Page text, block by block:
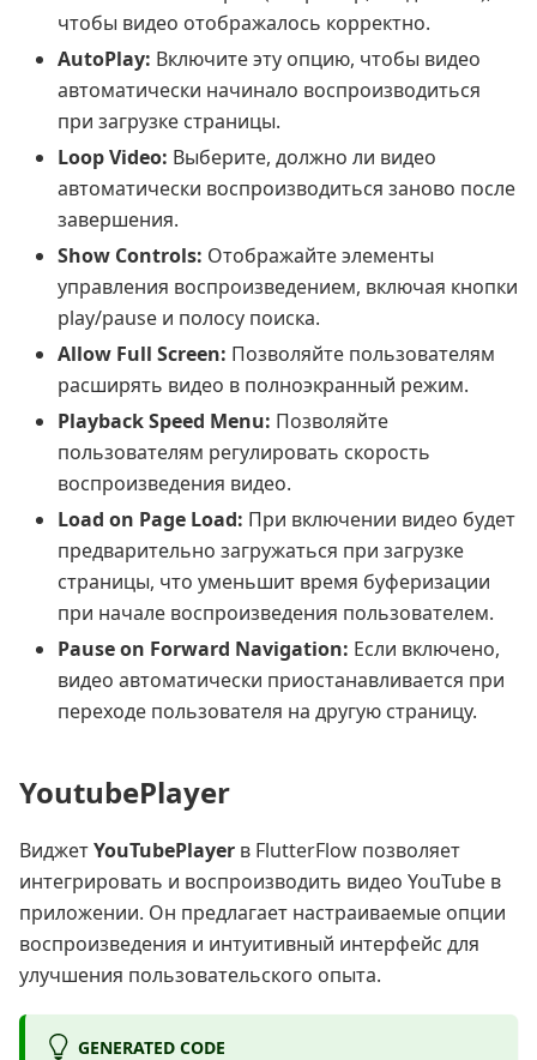
чтобы видео отображалось корректно.
AutoPlay: Включите эту опцию, чтобы видео
автоматически начинало воспроизводиться
при загрузке страницы.
Loop Video: Выберите, должно ли видео
автоматически воспроизводиться заново после
завершения.
Show Controls: Отображайте элементы
управления воспроизведением, включая кнопки
play/pause и полосу поиска.
Allow Full Screen: Позволяйте пользователям
расширять видео в полноэкранный режим.
Playback Speed Menu: Позволяйте
пользователям регулировать скорость
воспроизведения видео.
Load on Page Load: При включении видео будет
предварительно загружаться при загрузке
страницы, что уменьшит время буферизации
при начале воспроизведения пользователем.
Pause on Forward Navigation: Если включено,
видео автоматически приостанавливается при
переходе пользователя на другую страницу.
YoutubePlayer
ВиджетYouTubePlayer в FlutterFlow позволяет
интегрировать и воспроизводить видео YouTube в
приложении. Он предлагает настраиваемые опции
воспроизведения и интуитивный интерфейс для
улучшения пользовательского опыта.
GENERATED CODE